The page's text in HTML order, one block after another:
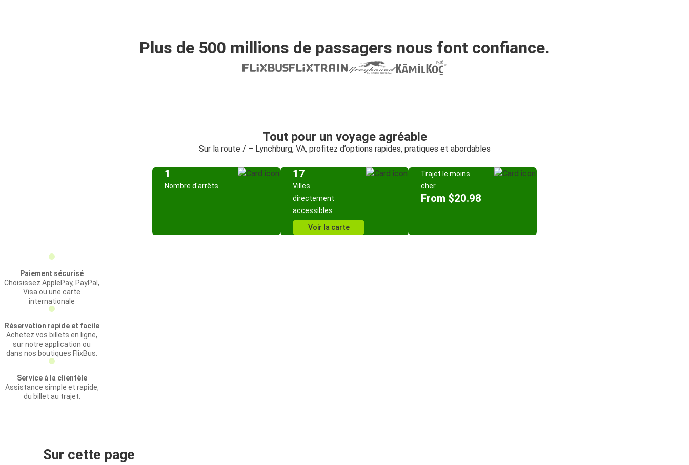
Plus de 500 millions de passagers nous font confiance.
Tout pour un voyage agréable
Sur la route / – Lynchburg, VA, profitez d’options rapides, pratiques et abordables
1
Nombre d'arrêts
17
Villes
directement
accessibles
Voir la carte
Trajet le moins
cher
From $20.98
Paiement sécurisé
Choisissez ApplePay, PayPal,
Visa ou une carte
internationale
Réservation rapide et facile
Achetez vos billets en ligne,
sur notre application ou
dans nos boutiques FlixBus.
Service à la clientèle
Assistance simple et rapide,
du billet au trajet.
Sur cette page